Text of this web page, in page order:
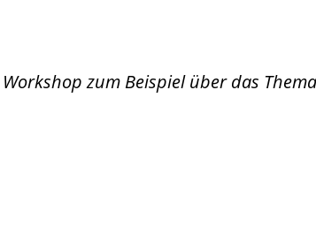
zum Beispiel über das